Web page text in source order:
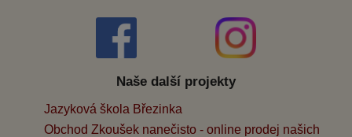
Naše další projekty
Jazyková škola Březinka
Obchod Zkoušek nanečisto - online prodej našich